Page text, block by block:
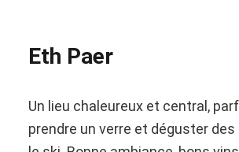
Eth Paer
Un lieu chaleureux et central,
prendre un verre et déguster